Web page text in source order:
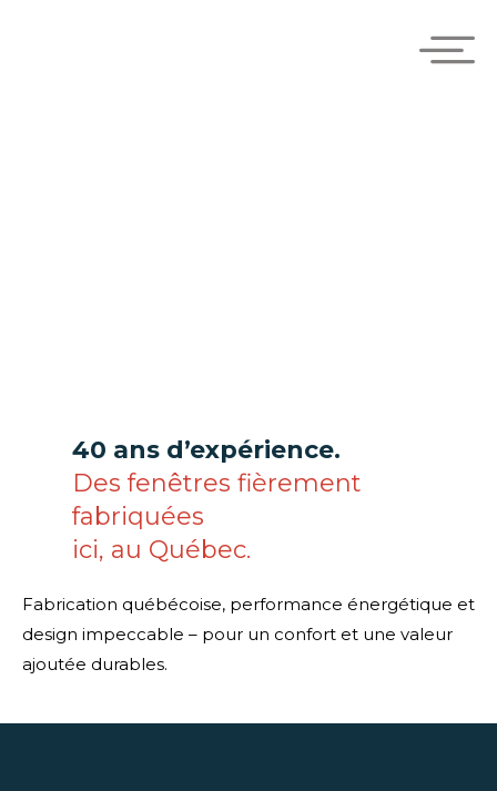
40 ans d’expérience.
Des fenêtres fièrement
fabriquées
ici, au Québec.
Fabrication québécoise, performance énergétique et
design impeccable – pour un confort et une valeur
ajoutée durables.